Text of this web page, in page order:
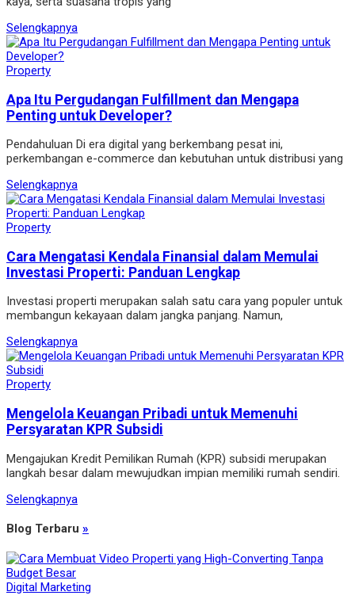
Selengkapnya
Property
Apa Itu Pergudangan Fulfillment dan Mengapa
Penting untuk Developer?
Pendahuluan Di era digital yang berkembang pesat ini,
perkembangan e-commerce dan kebutuhan untuk distribusi yang
Selengkapnya
Property
Cara Mengatasi Kendala Finansial dalam Memulai
Investasi Properti: Panduan Lengkap
Investasi properti merupakan salah satu cara yang populer untuk
membangun kekayaan dalam jangka panjang. Namun,
Selengkapnya
Property
Mengelola Keuangan Pribadi untuk Memenuhi
Persyaratan KPR Subsidi
Mengajukan Kredit Pemilikan Rumah (KPR) subsidi merupakan
langkah besar dalam mewujudkan impian memiliki rumah sendiri.
Selengkapnya
Blog Terbaru »
Digital Marketing